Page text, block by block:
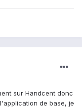
sur Handcent donc
de base, je